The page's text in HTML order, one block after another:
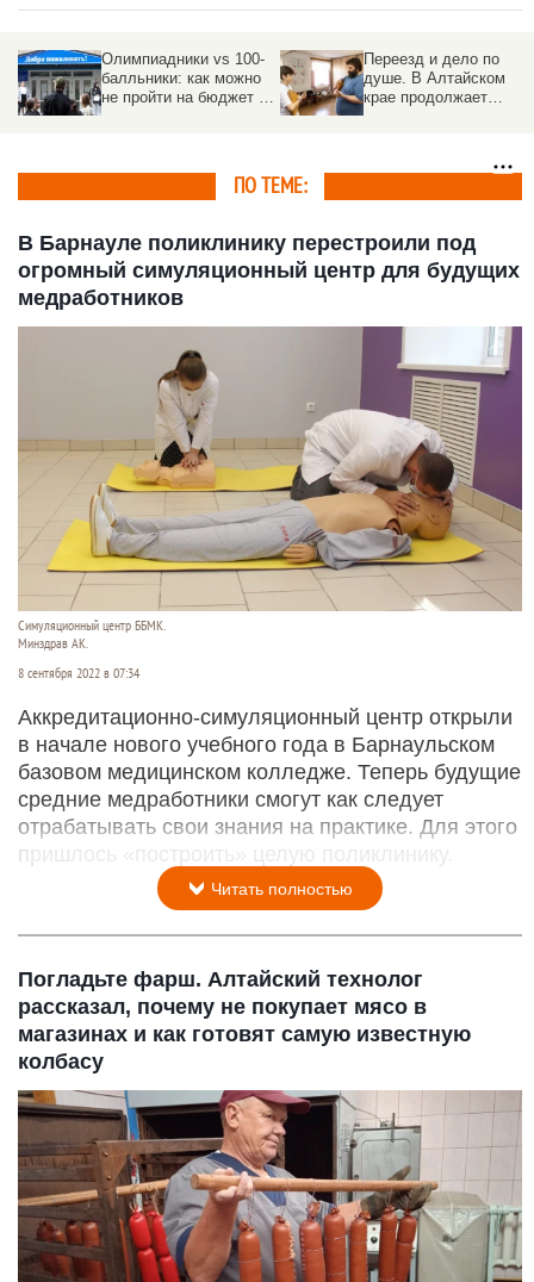
Олимпиадники vs 100-
балльники: как можно
не пройти на бюджет в
Переезд и дело по
душе. В Алтайском
крае продолжает
ПО ТЕМЕ:
В Барнауле поликлинику перестроили под
огромный симуляционный центр для будущих
медработников
Симуляционный центр ББМК.
Минздрав АК.
8 сентября 2022 в 07:34
Аккредитационно-симуляционный центр открыли
в начале нового учебного года в Барнаульском
базовом медицинском колледже. Теперь будущие
средние медработники смогут как следует
отрабатывать свои знания на практике. Для этого
пришлось «построить» целую поликлинику.
Читать полностью
Погладьте фарш. Алтайский технолог
рассказал, почему не покупает мясо в
магазинах и как готовят самую известную
колбасу